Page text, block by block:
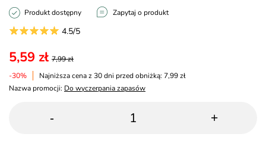
Produkt dostępny Zapytaj o produkt
4.5/5
5,59 zł 7,99 zł
-30%
Najniższa cena z 30 dni przed obniżką: 7,99 zł
Nazwa promocji: Do wyczerpania zapasów
- +